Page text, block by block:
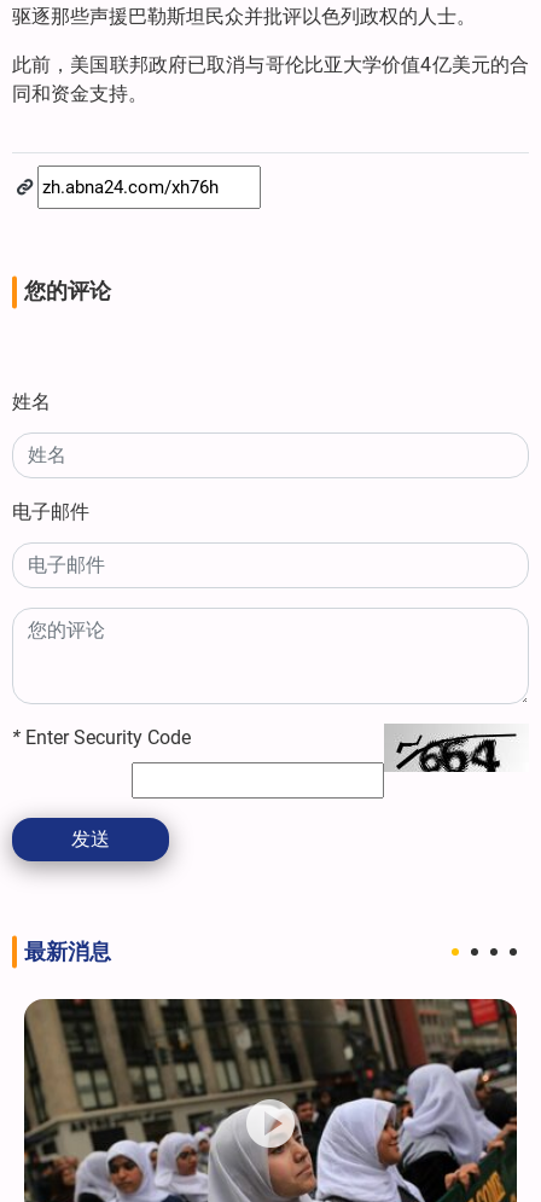
驱逐那些声援巴勒斯坦民众并批评以色列政权的人士。
此前，美国联邦政府已取消与哥伦比亚大学价值4亿美元的合
同和资金支持。
您的评论
姓名
电子邮件
* Enter Security Code
发送
最新消息